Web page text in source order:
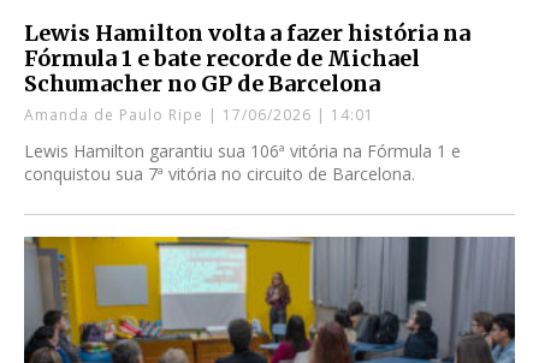
Lewis Hamilton volta a fazer história na
Fórmula 1 e bate recorde de Michael
Schumacher no GP de Barcelona
Amanda de Paulo Ripe 17/06/2026 14:01
Lewis Hamilton garantiu sua 106ª vitória na Fórmula 1 e
conquistou sua 7ª vitória no circuito de Barcelona.